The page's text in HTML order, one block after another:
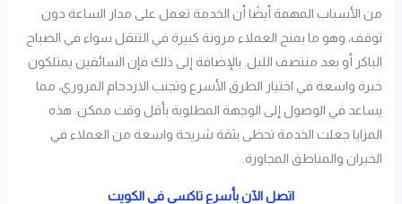
من الأسباب المهمة أيضًا أن الخدمة تعمل على مدار الساعة دون
توقف، وهو ما يمنح العملاء مرونة كبيرة في التنقل سواء في الصباح
الباكر أو بعد منتصف الليل. بالإضافة إلى ذلك فإن السائقين يمتلكون
خبرة واسعة في اختيار الطرق الأسرع وتجنب الازدحام المروري، مما
يساعد في الوصول إلى الوجهة المطلوبة بأقل وقت ممكن. هذه
المزايا جعلت الخدمة تحظى بثقة شريحة واسعة من العملاء في
الخيران والمناطق المجاورة.
اتصل الآن بأسرع تاكسي في الكويت